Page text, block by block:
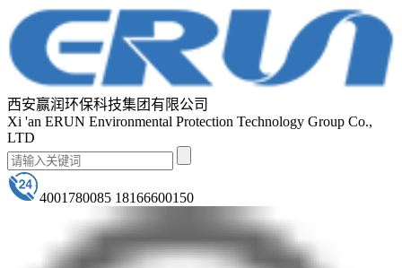
西安赢润环保科技集团有限公司
Xi 'an ERUN Environmental Protection Technology Group Co.,
LTD
4001780085 18166600150